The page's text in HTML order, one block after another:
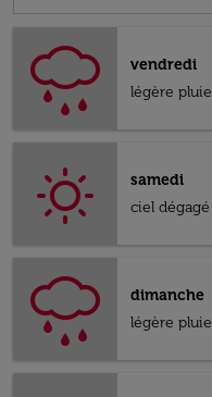
vendredi
légère pluie
samedi
ciel dégagé
dimanche
légère pluie